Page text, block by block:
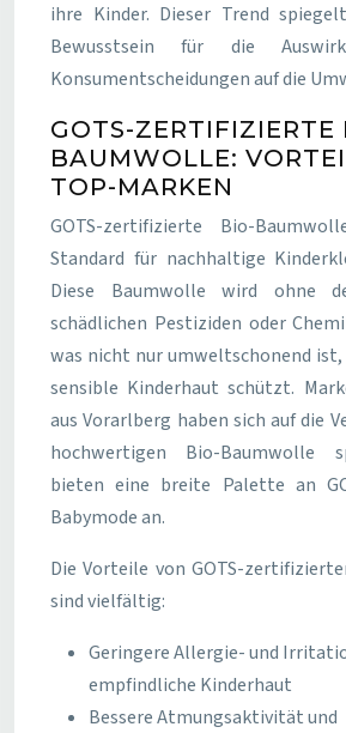
ihre Kinder. Dieser Trend
Bewusstsein für die
Konsumentscheidungen auf die
GOTS-ZERTIFIZIERTE
BAUMWOLLE:
TOP-MARKEN
GOTS-zertifizierte Bio-
Standard für nachhaltige
Diese Baumwolle wird ohne
schädlichen Pestiziden oder
was nicht nur umweltschonend ist,
sensible Kinderhaut schützt.
aus Vorarlberg haben sich auf die
hochwertigen Bio-Baumwolle
bieten eine breite Palette an
Babymode an.
Die Vorteile von GOTS-
sind vielfältig:
Geringere Allergie- und
empfindliche Kinderhaut
Bessere Atmungsaktivität und